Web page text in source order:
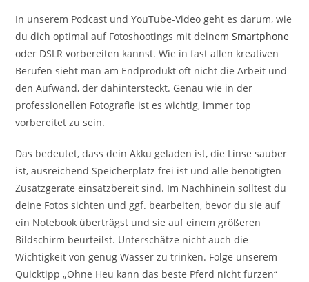
In unserem Podcast und YouTube-Video geht es darum, wie
du dich optimal auf Fotoshootings mit deinemSmartphone
oder DSLR vorbereiten kannst. Wie in fast allen kreativen
Berufen sieht man am Endprodukt oft nicht die Arbeit und
den Aufwand, der dahintersteckt. Genau wie in der
professionellen Fotografie ist es wichtig, immer top
vorbereitet zu sein.
Das bedeutet, dass dein Akku geladen ist, die Linse sauber
ist, ausreichend Speicherplatz frei ist und alle benötigten
Zusatzgeräte einsatzbereit sind. Im Nachhinein solltest du
deine Fotos sichten und ggf. bearbeiten, bevor du sie auf
ein Notebook überträgst und sie auf einem größeren
Bildschirm beurteilst. Unterschätze nicht auch die
Wichtigkeit von genug Wasser zu trinken. Folge unserem
Quicktipp „Ohne Heu kann das beste Pferd nicht furzen“